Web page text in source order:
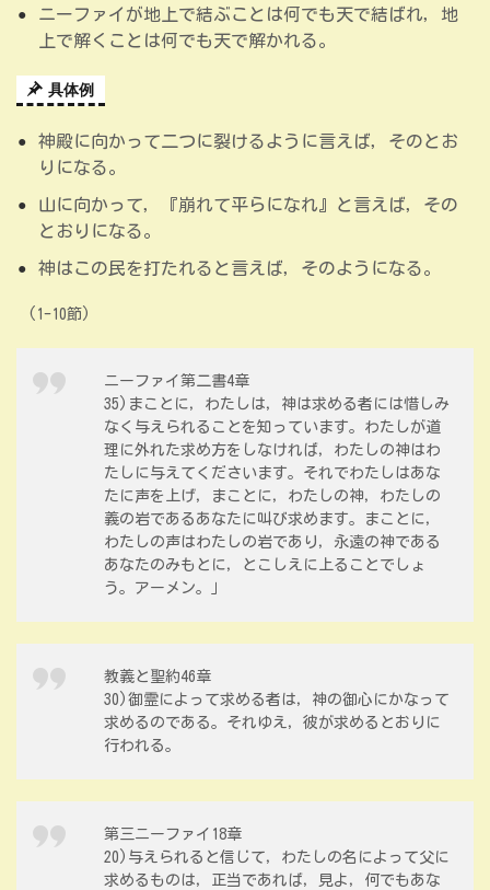
ニーファイが地上で結ぶことは何でも天で結ばれ，地
上で解くことは何でも天で解かれる。
具体例
神殿に向かって二つに裂けるように言えば，そのとお
りになる。
山に向かって，『崩れて平らになれ』と言えば，その
とおりになる。
神はこの民を打たれると言えば，そのようになる。
(1-10節)
ニーファイ第二書4章
35)まことに，わたしは，神は求める者には惜しみ
なく与えられることを知っています。わたしが道
理に外れた求め方をしなければ，わたしの神はわ
たしに与えてくださいます。それでわたしはあな
たに声を上げ，まことに，わたしの神，わたしの
義の岩であるあなたに叫び求めます。まことに，
わたしの声はわたしの岩であり，永遠の神である
あなたのみもとに，とこしえに上ることでしょ
う。アーメン。」
教義と聖約46章
30)御霊によって求める者は，神の御心にかなって
求めるのである。それゆえ，彼が求めるとおりに
行われる。
第三ニーファイ18章
20)与えられると信じて，わたしの名によって父に
求めるものは，正当であれば，見よ，何でもあな